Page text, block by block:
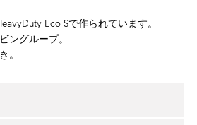
Eco Sで作られています。
ングループ。
。